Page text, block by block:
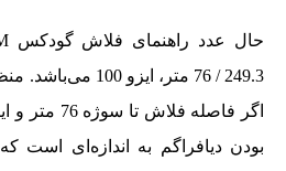
249.3 / 76 متر،